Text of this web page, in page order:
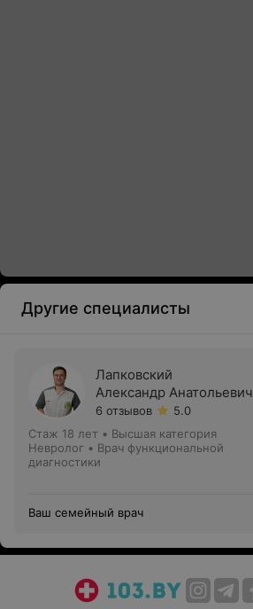
Другие специалисты
Лапковский
Александр Анатольевич
6 отзывов
5.0
Стаж 18 лет • Высшая категория
Невролог • Врач функциональной
диагностики
Ваш семейный врач